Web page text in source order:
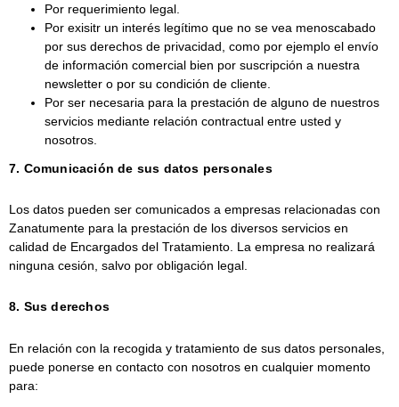
Por requerimiento legal.
Por exisitr un interés legítimo que no se vea menoscabado
por sus derechos de privacidad, como por ejemplo el envío
de información comercial bien por suscripción a nuestra
newsletter o por su condición de cliente.
Por ser necesaria para la prestación de alguno de nuestros
servicios mediante relación contractual entre usted y
nosotros.
7. Comunicación de sus datos personales
Los datos pueden ser comunicados a empresas relacionadas con
Zanatumente para la prestación de los diversos servicios en
calidad de Encargados del Tratamiento. La empresa no realizará
ninguna cesión, salvo por obligación legal.
8. Sus derechos
En relación con la recogida y tratamiento de sus datos personales,
puede ponerse en contacto con nosotros en cualquier momento
para: